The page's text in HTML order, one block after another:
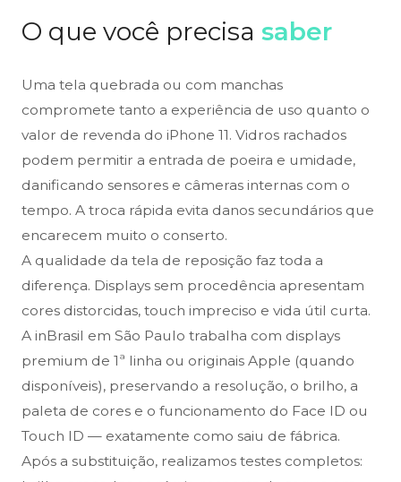
O que você precisa saber
Uma tela quebrada ou com manchas
compromete tanto a experiência de uso quanto o
valor de revenda do iPhone 11. Vidros rachados
podem permitir a entrada de poeira e umidade,
danificando sensores e câmeras internas com o
tempo. A troca rápida evita danos secundários que
encarecem muito o conserto.
A qualidade da tela de reposição faz toda a
diferença. Displays sem procedência apresentam
cores distorcidas, touch impreciso e vida útil curta.
A inBrasil em São Paulo trabalha com displays
premium de 1ª linha ou originais Apple (quando
disponíveis), preservando a resolução, o brilho, a
paleta de cores e o funcionamento do Face ID ou
Touch ID — exatamente como saiu de fábrica.
Após a substituição, realizamos testes completos: